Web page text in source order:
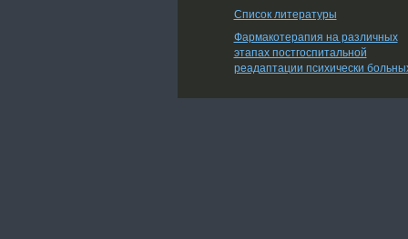
Список литературы
Фармакотерапия на различных
этапах постгоспитальной
реадаптации психически